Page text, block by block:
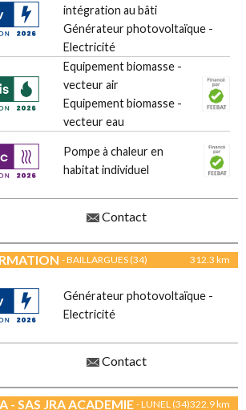
intégration au bâti
Générateur photovoltaïque -
Electricité
Equipement biomasse -
vecteur air
Equipement biomasse -
vecteur eau
Pompe à chaleur en
habitat individuel
Contact
- BAILLARGUES (34) 312.3 km
Générateur photovoltaïque -
Electricité
Contact
- SAS JRA ACADEMIE - LUNEL (34)322.9 km